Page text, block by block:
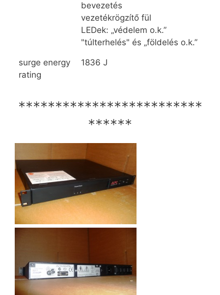
bevezetés
vezetékrögzítő fül
LEDek: „védelem o.k.”
"túlterhelés" és „földelés o.k.”
surge energy
rating
1836 J
*************************
******